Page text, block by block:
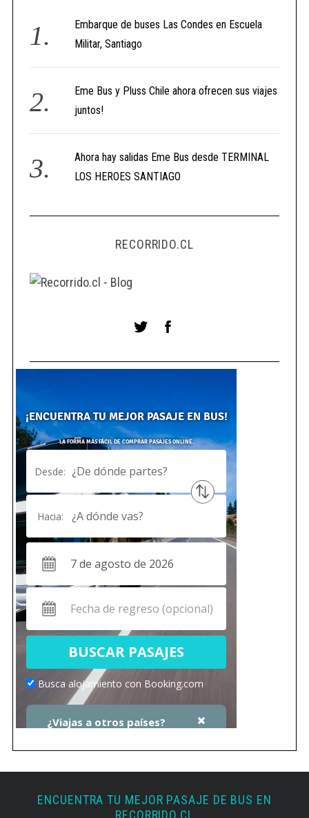
Embarque de buses Las Condes en Escuela
Militar, Santiago
Eme Bus y Pluss Chile ahora ofrecen sus viajes
juntos!
Ahora hay salidas Eme Bus desde TERMINAL
LOS HEROES SANTIAGO
RECORRIDO.CL
ENCUENTRA TU MEJOR PASAJE DE BUS EN